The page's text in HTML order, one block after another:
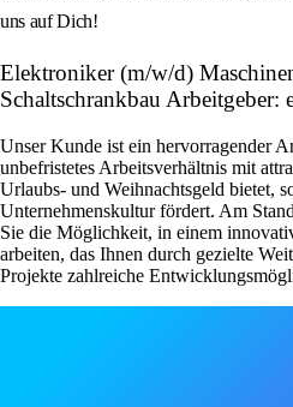
uns auf Dich!
Elektroniker (m/w/d)
Schaltschrankbau Arbeitgeber:
Unser Kunde ist ein hervorragender
unbefristetes Arbeitsverhältnis mit
Urlaubs- und Weihnachtsgeld bietet,
Unternehmenskultur fördert. Am
Sie die Möglichkeit, in einem
arbeiten, das Ihnen durch gezielte
Projekte zahlreiche